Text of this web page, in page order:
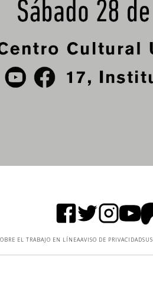
EL TRABAJO EN LÍNEAAVISO DE PRIVACIDAD